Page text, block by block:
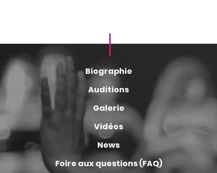
Biographie
Auditions
Galerie
Vidéos
News
Foire aux questions (FAQ)